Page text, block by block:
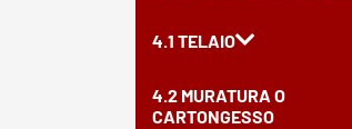
4.1 TELAIO
4.2 MURATURA O
CARTONGESSO